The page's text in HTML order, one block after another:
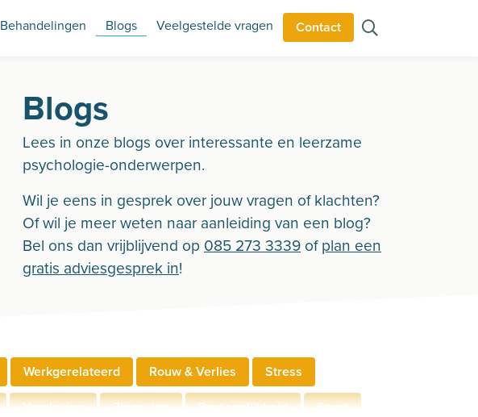
Behandelingen Blogs Veelgestelde vragen Contact
Blogs
Lees in onze blogs over interessante en leerzame
psychologie-onderwerpen.
Wil je eens in gesprek over jouw vragen of klachten?
Of wil je meer weten naar aanleiding van een blog?
Bel ons dan vrijblijvend op 085 273 3339 ofplan een
gratis adviesgesprek in!
Werkgerelateerd Rouw & Verlies
Stress
Verslaving Zingeving Persoonlijkheid
Sport